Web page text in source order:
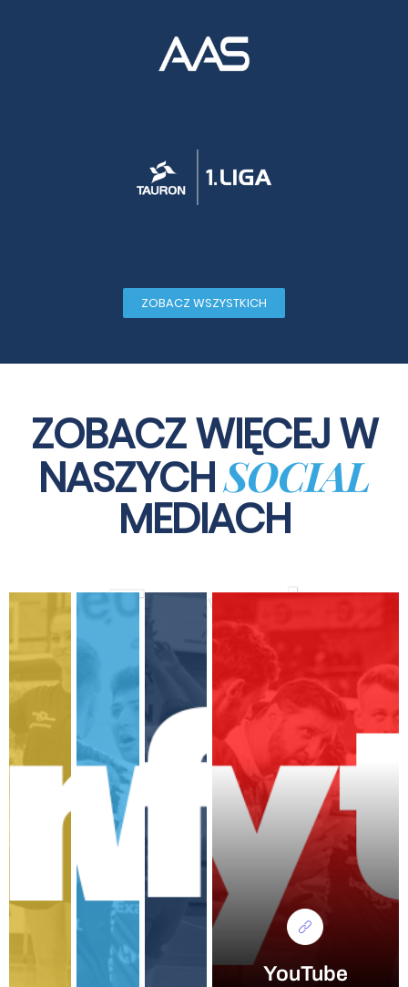
ZOBACZ WSZYSTKICH
ZOBACZ WIĘCEJ W
NASZYCHSOCIAL
MEDIACH
Travel
YouTube